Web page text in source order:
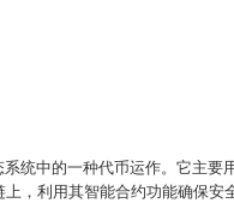
统中的一种代币运作。它主要
，利用其智能合约功能确保安